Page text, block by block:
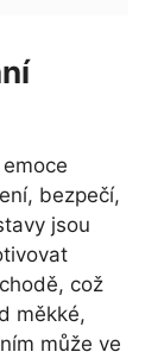
bezpečí,
jsou
což
měkké,
může ve